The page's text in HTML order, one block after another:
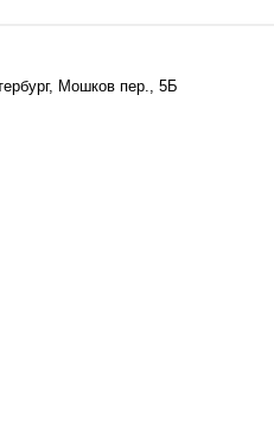
Мошков пер., 5Б